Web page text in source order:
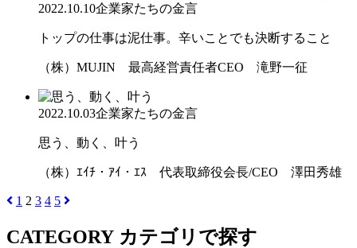
2022.10.10企業家たちの金言
トップの仕事は泥仕事。辛いことでも決断すること
（株）MUJIN 最高経営責任者CEO 滝野一征
2022.10.03企業家たちの金言
思う、動く、叶う
（株）ｴｲﾁ・ｱｲ・ｴｽ 代表取締役会長/CEO 澤田秀雄
1 2 3 4 5
CATEGORY カテゴリで探す